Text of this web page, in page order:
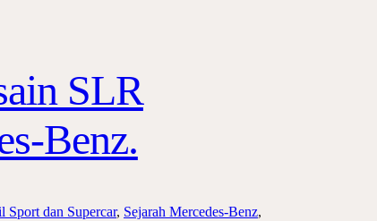
SLR
Benz.
Sport dan Supercar, Sejarah Mercedes-Benz